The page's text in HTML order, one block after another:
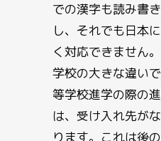
での漢字も読み書
し、それでも日本
く対応できません
学校の大きな違い
等学校進学の際の
は、受け入れ先が
ります。これは後